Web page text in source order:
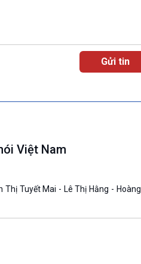
Việt Nam
Thị Tuyết Mai - Lê Thị Hằng - Hoàng